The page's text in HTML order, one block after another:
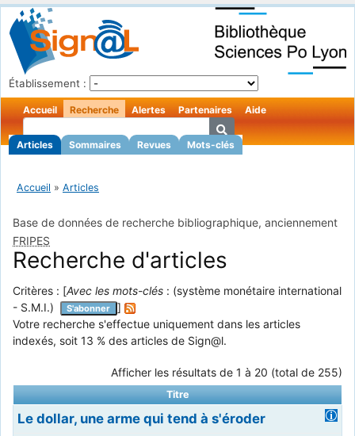
Établissement :
Accueil Recherche
Articles Sommaires Revues Mots-clés
Alertes Partenaires Aide
Accueil » Articles
Base de données de recherche bibliographique, anciennement
FRIPES
Recherche d'articles
Critères : [Avec les mots-clés : (système monétaire international
- S.M.I.)
S'abonner
]
Votre recherche s'effectue uniquement dans les articles
indexés, soit 13 % des articles de Sign@l.
Afficher les résultats de 1 à 20 (total de 255)
Titre
Le dollar, une arme qui tend à s'éroder